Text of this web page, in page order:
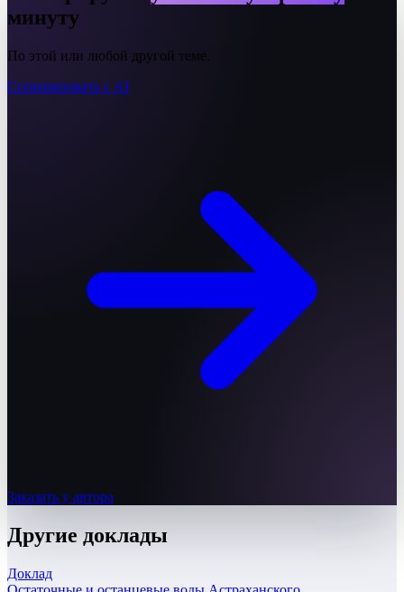
минуту
По этой или любой другой теме.
Сгенерировать с AI
Заказать у автора
Другие доклады
Доклад